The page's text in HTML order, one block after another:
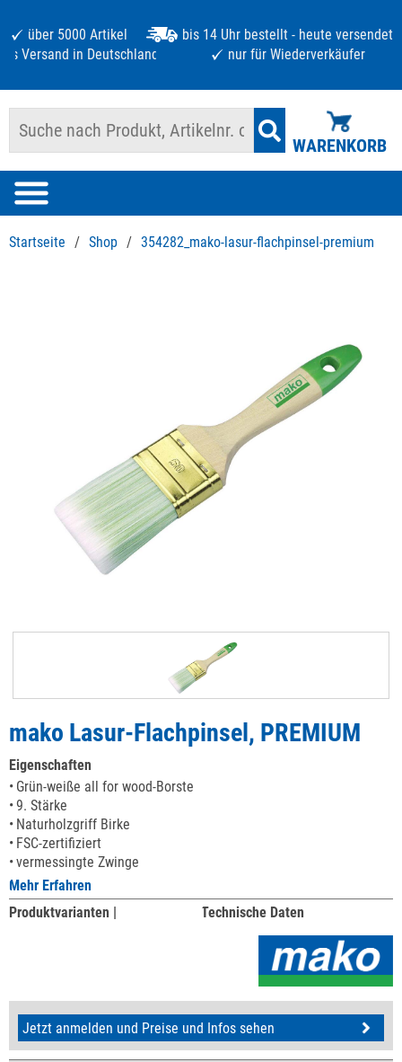
über 5000 Artikel
bis 14 Uhr bestellt - heute versendet
Versand in Deutschland ab 125 €
nur für Wiederverkäufer
WARENKORB
Startseite / Shop / 354282_mako-lasur-flachpinsel-premium
mako Lasur-Flachpinsel, PREMIUM
Eigenschaften
Grün-weiße all for wood-Borste
9. Stärke
Naturholzgriff Birke
FSC-zertifiziert
vermessingte Zwinge
Mehr Erfahren
Produktvarianten |
Technische Daten
Jetzt anmelden und Preise und Infos sehen